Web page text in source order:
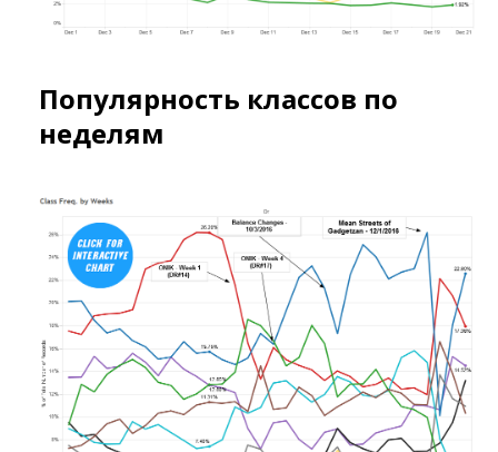
Популярность классов по
неделям